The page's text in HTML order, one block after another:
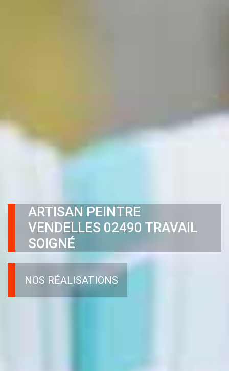
ARTISAN PEINTRE
VENDELLES 02490 TRAVAIL
SOIGNÉ
NOS RÉALISATIONS